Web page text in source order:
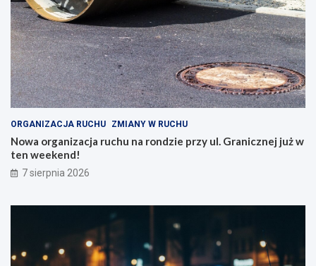
ORGANIZACJA RUCHU ZMIANY W RUCHU
Nowa organizacja ruchu na rondzie przy ul. Granicznej już w
ten weekend!
7 sierpnia 2026